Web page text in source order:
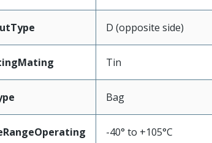
D (opposite side)
Tin
Bag
-40° to +105°C